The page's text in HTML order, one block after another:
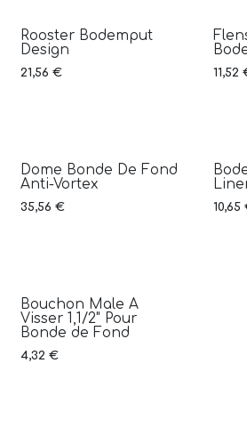
Rooster Bodemput
Design
21,56 € 11,52
Dome Bonde De Fond
Anti-Vortex
35,56 € 10,65
Bouchon Male A
Visser 1,1/2" Pour
Bonde de Fond
4,32 €